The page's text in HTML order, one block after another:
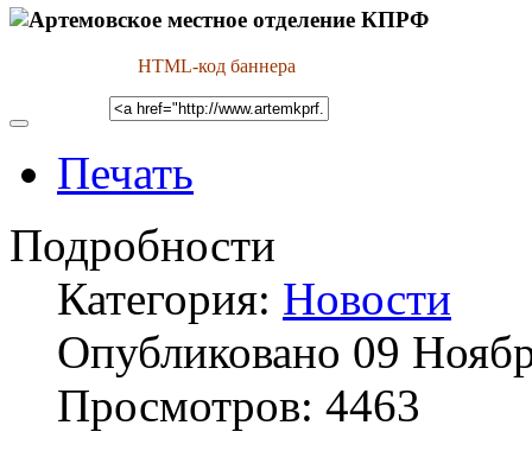
HTML-код баннера
Печать
Подробности
Категория: Новости
Опубликовано 09
Просмотров: 4463